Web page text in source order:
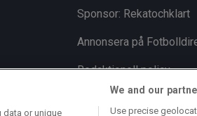
Sponsor: Rekatochklart
Annonsera på
Redaktionell policy
Personuppgiftspolicy
data or unique
We and our
Use precise